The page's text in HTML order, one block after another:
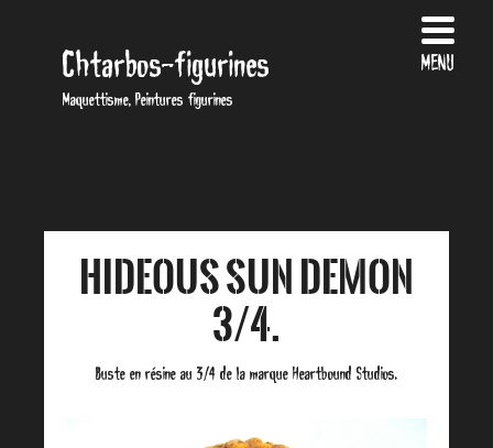
Chtarbos-figurines
Maquettisme, Peintures figurines
Hideous Sun Demon
3/4.
Buste en résine au 3/4 de la marque Heartbound Studios.
MENU